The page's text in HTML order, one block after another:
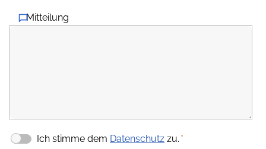
Mitteilung
Ich stimme dem Datenschutz zu. *